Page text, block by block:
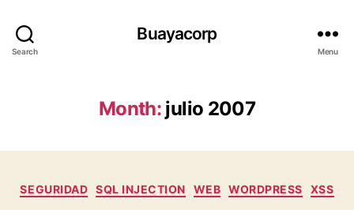
Search
Buayacorp
Menu
Month: julio 2007
Categories
SEGURIDAD SQL INJECTION WEB WORDPRESS XSS